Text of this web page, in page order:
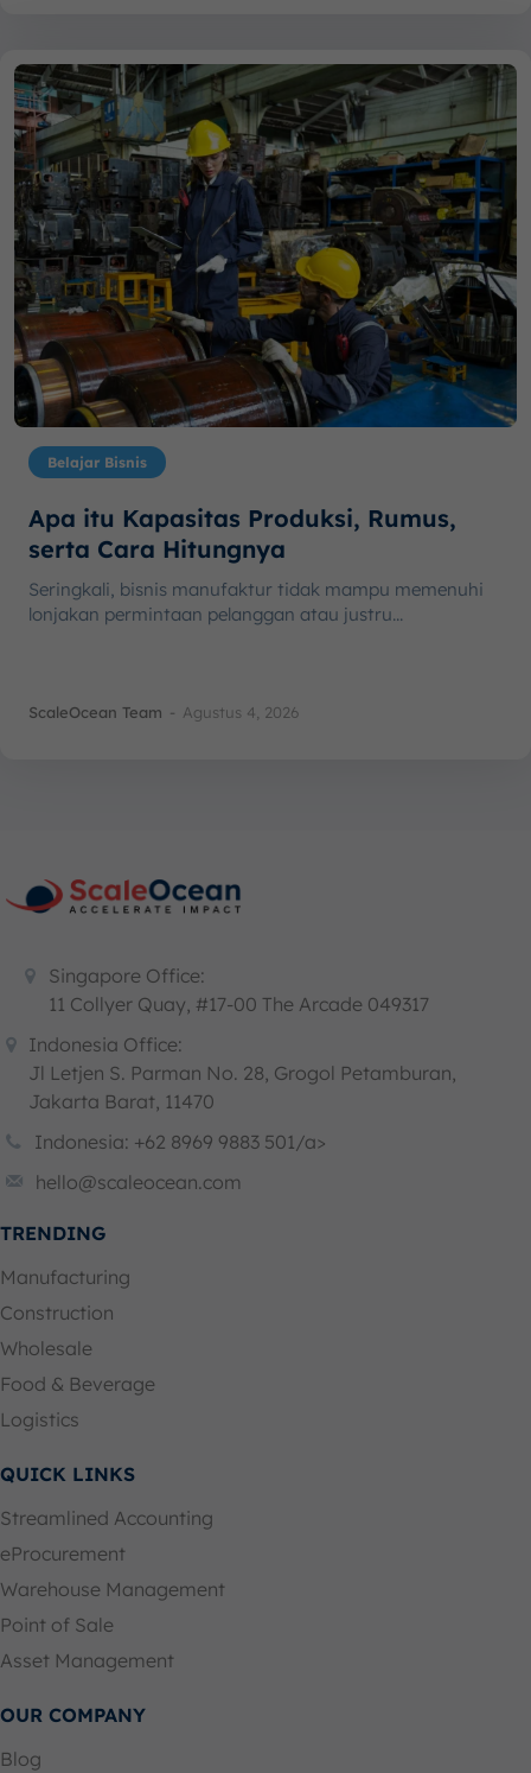
Belajar Bisnis
Apa itu Kapasitas Produksi, Rumus,
serta Cara Hitungnya
Seringkali, bisnis manufaktur tidak mampu memenuhi
lonjakan permintaan pelanggan atau justru...
ScaleOcean Team - Agustus 4, 2026
Singapore Office:
11 Collyer Quay, #17-00 The Arcade 049317
Indonesia Office:
Jl Letjen S. Parman No. 28, Grogol Petamburan,
Jakarta Barat, 11470
Indonesia: +62 8969 9883 501/a>
hello@scaleocean.com
TRENDING
Manufacturing
Construction
Wholesale
Food & Beverage
Logistics
QUICK LINKS
Streamlined Accounting
eProcurement
Warehouse Management
Point of Sale
Asset Management
OUR COMPANY
Blog